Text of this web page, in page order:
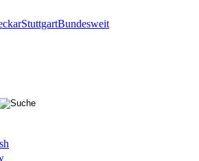
StuttgartBundesweit